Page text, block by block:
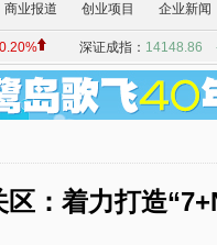
商业报道 创业项目 企业新闻
区：着力打造